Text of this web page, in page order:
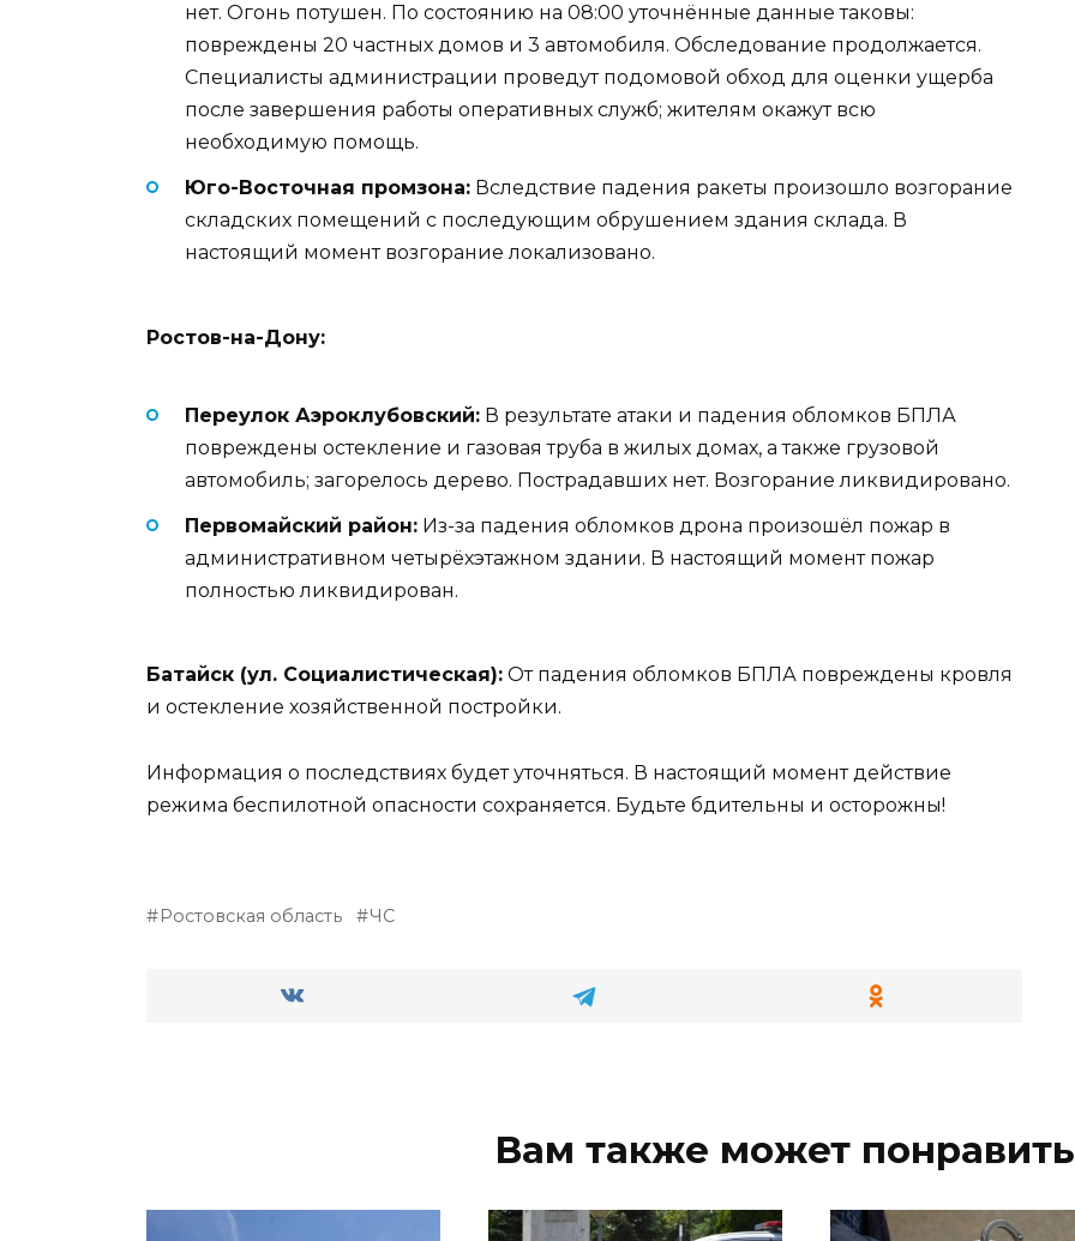
нет. Огонь потушен. По состоянию на 08:00 уточнённые данные таковы:
повреждены 20 частных домов и 3 автомобиля. Обследование продолжается.
Специалисты администрации проведут подомовой обход для оценки ущерба
после завершения работы оперативных служб; жителям окажут всю
необходимую помощь.
Юго-Восточная промзона: Вследствие падения ракеты произошло возгорание
складских помещений с последующим обрушением здания склада. В
настоящий момент возгорание локализовано.
Ростов-на-Дону:
Переулок Аэроклубовский: В результате атаки и падения обломков БПЛА
повреждены остекление и газовая труба в жилых домах, а также грузовой
автомобиль; загорелось дерево. Пострадавших нет. Возгорание ликвидировано.
Первомайский район: Из-за падения обломков дрона произошёл пожар в
административном четырёхэтажном здании. В настоящий момент пожар
полностью ликвидирован.
Батайск (ул. Социалистическая): От падения обломков БПЛА повреждены кровля
и остекление хозяйственной постройки.
Информация о последствиях будет уточняться. В настоящий момент действие
режима беспилотной опасности сохраняется. Будьте бдительны и осторожны!
Ростовская область ЧС
Вам также может